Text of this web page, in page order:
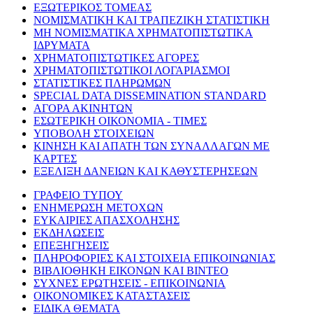
ΕΞΩΤΕΡΙΚΟΣ ΤΟΜΕΑΣ
ΝΟΜΙΣΜΑΤΙΚΗ ΚΑΙ ΤΡΑΠΕΖΙΚΗ ΣΤΑΤΙΣΤΙΚΗ
ΜΗ ΝΟΜΙΣΜΑΤΙΚΑ ΧΡΗΜΑΤΟΠΙΣΤΩΤΙΚΑ
ΙΔΡΥΜΑΤΑ
ΧΡΗΜΑΤΟΠΙΣΤΩΤΙΚΕΣ ΑΓΟΡΕΣ
ΧΡΗΜΑΤΟΠΙΣΤΩΤΙΚΟΙ ΛΟΓΑΡΙΑΣΜΟΙ
ΣΤΑΤΙΣΤΙΚΕΣ ΠΛΗΡΩΜΩΝ
SPECIAL DATA DISSEMINATION STANDARD
ΑΓΟΡΑ ΑΚΙΝΗΤΩΝ
ΕΣΩΤΕΡΙΚΗ ΟΙΚΟΝΟΜΙΑ - ΤΙΜΕΣ
ΥΠΟΒΟΛΗ ΣΤΟΙΧΕΙΩΝ
ΚΙΝΗΣΗ ΚΑΙ ΑΠΑΤΗ ΤΩΝ ΣΥΝΑΛΛΑΓΩΝ ΜΕ
ΚΑΡΤΕΣ
ΕΞΕΛΙΞΗ ΔΑΝΕΙΩΝ ΚΑΙ ΚΑΘΥΣΤΕΡΗΣΕΩΝ
ΓΡΑΦΕΙΟ ΤΥΠΟΥ
ΕΝΗΜΕΡΩΣΗ ΜΕΤΟΧΩΝ
ΕΥΚΑΙΡΙΕΣ ΑΠΑΣΧΟΛΗΣΗΣ
ΕΚΔΗΛΩΣΕΙΣ
ΕΠΕΞΗΓΗΣΕΙΣ
ΠΛΗΡΟΦΟΡΙΕΣ ΚΑΙ ΣΤΟΙΧΕΙΑ ΕΠΙΚΟΙΝΩΝΙΑΣ
ΒΙΒΛΙΟΘΗΚΗ ΕΙΚΟΝΩΝ ΚΑΙ ΒΙΝΤΕΟ
ΣΥΧΝΕΣ ΕΡΩΤΗΣΕΙΣ - ΕΠΙΚΟΙΝΩΝΙΑ
ΟΙΚΟΝΟΜΙΚΕΣ ΚΑΤΑΣΤΑΣΕΙΣ
ΕΙΔΙΚΑ ΘΕΜΑΤΑ